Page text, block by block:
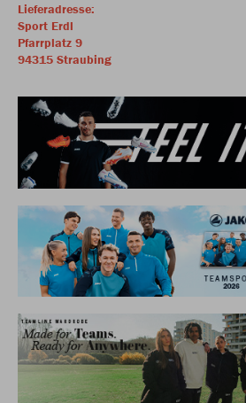
Lieferadresse:
Sport Erdl
Pfarrplatz 9
94315 Straubing